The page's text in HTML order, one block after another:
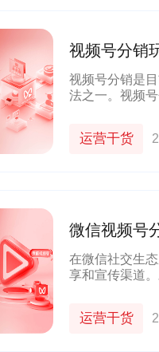
视频号分销
视频号分销是
法之一。视频
运营干货
微信视频号
在微信社交生
享和宣传渠道
运营干货